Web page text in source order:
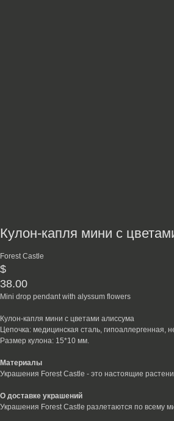
Кулон-капля мини с
Forest Castle
$
38.00
Mini drop pendant with alyssum flowers
Кулон-капля мини с цветами алиссума
Цепочка: медицинская сталь, гипоаллергенная,
Размер кулона: 15*10 мм.
Материалы
Украшения Forest Castle - это настоящие
О доставке украшений
Украшения Forest Castle разлетаются по всему